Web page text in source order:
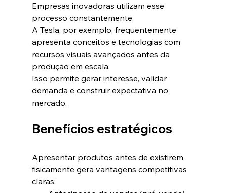
Empresas inovadoras utilizam esse
processo constantemente.
A Tesla, por exemplo, frequentemente
apresenta conceitos e tecnologias com
recursos visuais avançados antes da
produção em escala.
Isso permite gerar interesse, validar
demanda e construir expectativa no
mercado.
Benefícios estratégicos
Apresentar produtos antes de existirem
fisicamente gera vantagens competitivas
claras: